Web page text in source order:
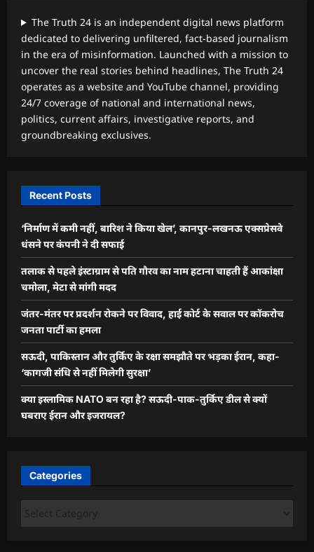
The Truth 24 is an independent digital news platform
dedicated to delivering unfiltered, fact-based journalism
in the era of misinformation. Launched with a mission to
uncover the real stories behind headlines, The Truth 24
operates as a website and YouTube channel, providing
24/7 coverage of national and international news,
politics, current affairs, investigative reports, and
groundbreaking exclusives.
Recent Posts
‘निर्माण में कमी नहीं, बारिश ने किया खेल’, कानपुर-लखनऊ एक्सप्रेसवे
धंसने पर कंपनी ने दी सफाई
तलाक से पहले इंस्टाग्राम से पति गौरव का नाम हटाना चाहती हैं आकांक्षा
चमोला, मेटा से मांगी मदद
जंतर-मंतर पर प्रदर्शन रोकने पर विवाद, हाई कोर्ट के सवाल पर कॉकरोच
जनता पार्टी का हमला
सऊदी, पाकिस्तान और तुर्किए के रक्षा समझौते पर भड़का ईरान, कहा-
‘कागजी संधि से नहीं मिलेगी सुरक्षा’
क्या इस्लामिक NATO बन रहा है? सऊदी-पाक-तुर्किए डील से क्यों
घबराए ईरान और इजरायल?
Categories